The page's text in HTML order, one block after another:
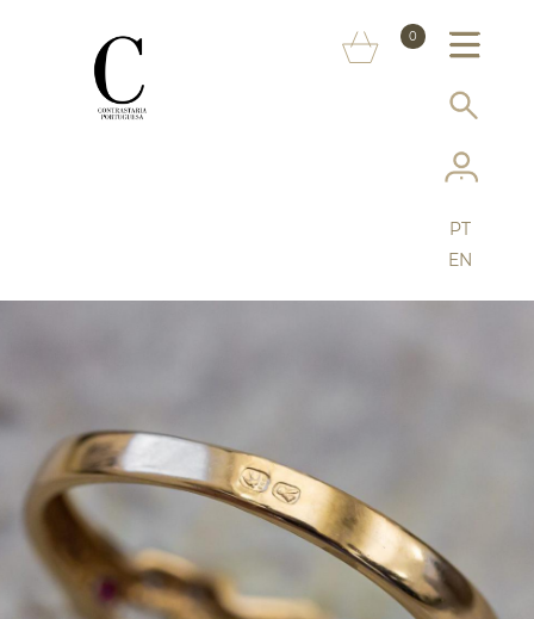
0
SERVIÇOS
MAIS CONTRASTARIA
FAQ
PT
EN